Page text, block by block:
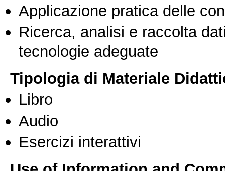
Applicazione pratica delle
Ricerca, analisi e raccolta
tecnologie adeguate
Tipologia di Materiale
Libro
Audio
Esercizi interattivi